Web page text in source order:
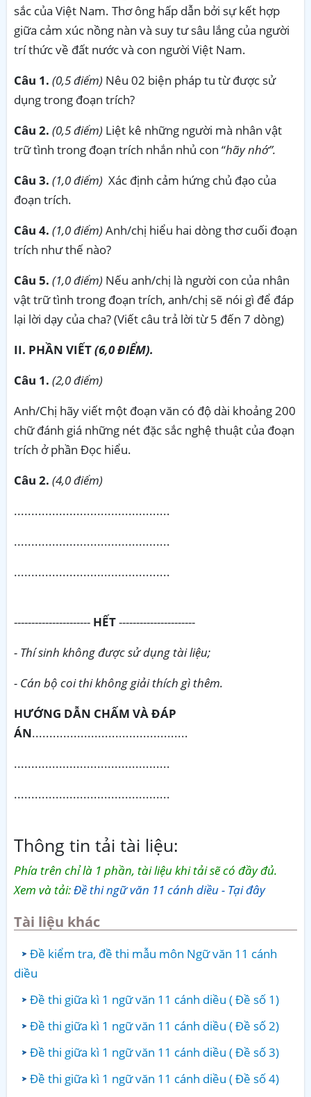
sắc của Việt Nam. Thơ ông hấp dẫn bởi sự kết hợp
giữa cảm xúc nồng nàn và suy tư sâu lắng của người
trí thức về đất nước và con người Việt Nam.
Câu 1. (0,5 điểm) Nêu 02 biện pháp tu từ được sử
dụng trong đoạn trích?
Câu 2. (0,5 điểm) Liệt kê những người mà nhân vật
trữ tình trong đoạn trích nhắn nhủ con “hãy nhớ”.
Câu 3. (1,0 điểm) Xác định cảm hứng chủ đạo của
đoạn trích.
Câu 4. (1,0 điểm)Anh/chị hiểu hai dòng thơ cuối đoạn
trích như thế nào?
Câu 5. (1,0 điểm) Nếu anh/chị là người con của nhân
vật trữ tình trong đoạn trích, anh/chị sẽ nói gì để đáp
lại lời dạy của cha? (Viết câu trả lời từ 5 đến 7 dòng)
II. PHẦN VIẾT(6,0 ĐIỂM).
Câu 1. (2,0 điểm)
Anh/Chị hãy viết một đoạn văn có độ dài khoảng 200
chữ đánh giá những nét đặc sắc nghệ thuật của đoạn
trích ở phần Đọc hiểu.
Câu 2. (4,0 điểm)
.............................................
.............................................
.............................................
---------------------- HẾT----------------------
- Thí sinh không được sử dụng tài liệu;
- Cán bộ coi thi không giải thích gì thêm.
HƯỚNG DẪN CHẤM VÀ ĐÁP
ÁN.............................................
.............................................
.............................................
Thông tin tải tài liệu:
Phía trên chỉ là 1 phần, tài liệu khi tải sẽ có đầy đủ.
Xem và tải:Đề thi ngữ văn 11 cánh diều - Tại đây
Tài liệu khác
Đề kiểm tra, đề thi mẫu môn Ngữ văn 11 cánh
diều
Đề thi giữa kì 1 ngữ văn 11 cánh diều ( Đề số 1)
Đề thi giữa kì 1 ngữ văn 11 cánh diều ( Đề số 2)
Đề thi giữa kì 1 ngữ văn 11 cánh diều ( Đề số 3)
Đề thi giữa kì 1 ngữ văn 11 cánh diều ( Đề số 4)